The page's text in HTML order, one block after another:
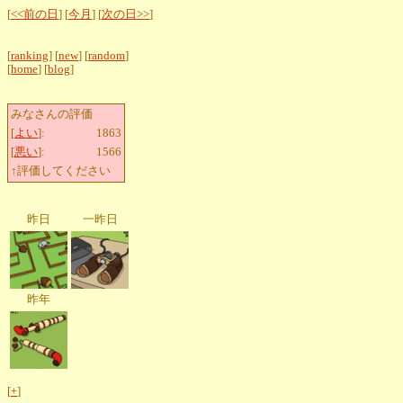
[<<前の日 ] [今月 ] [次の日>>]
[ranking] [new] [random]
[home] [blog]
みなさんの評価
[よい]:
1863
[悪い]:
1566
↑評価してください
昨日 一昨日
昨年
[+]